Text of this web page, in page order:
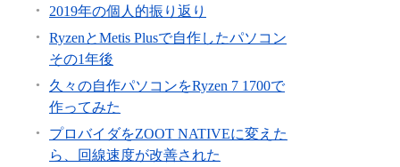
2019年の個人的振り返り
RyzenとMetis Plusで自作したパソコン
その1年後
久々の自作パソコンをRyzen 7 1700で
作ってみた
プロバイダをZOOT NATIVEに変えた
ら、回線速度が改善された